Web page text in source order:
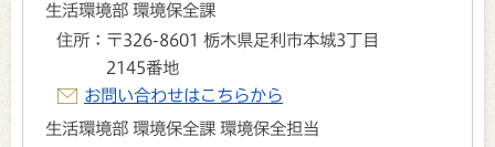
生活環境部 環境保全課
住所： 〒326-8601 栃木県足利市本城3丁目
2145番地
お問い合わせはこちらから
生活環境部 環境保全課 環境保全担当